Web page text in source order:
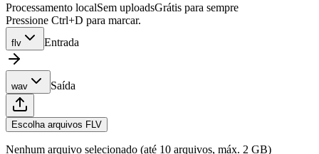
Processamento localSem uploadsGrátis para sempre
Pressione Ctrl+D para marcar.
flv Entrada
wav Saída
Escolha arquivos FLV
Nenhum arquivo selecionado (até 10 arquivos, máx. 2 GB)